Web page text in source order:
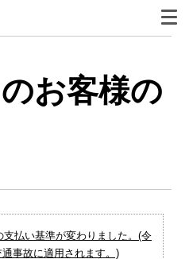
お客様の
支払い基準が変わりました。(令
事故に適用されます。)